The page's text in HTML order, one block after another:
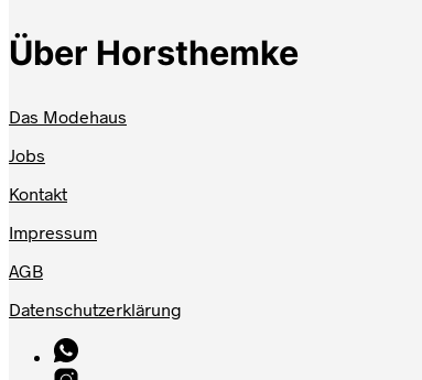
Über Horsthemke
Das Modehaus
Jobs
Kontakt
Impressum
AGB
Datenschutzerklärung